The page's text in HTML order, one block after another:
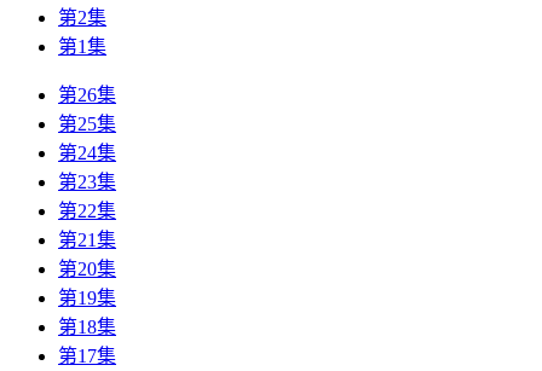
第2集
第1集
第26集
第25集
第24集
第23集
第22集
第21集
第20集
第19集
第18集
第17集